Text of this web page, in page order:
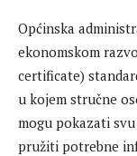
Općinska
ekonomskom
certificate)
u kojem stručne
mogu pokazati
pružiti potrebne